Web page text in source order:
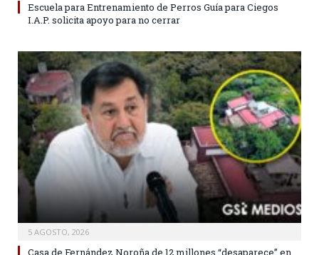
Escuela para Entrenamiento de Perros Guía para Ciegos
I.A.P. solicita apoyo para no cerrar
5 AGOSTO, 2026
Casa de Fernández Noroña de 12 millones “desaparece” en